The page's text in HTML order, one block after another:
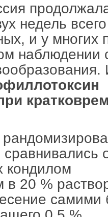
недель
и у многих
наблюдении
сравнивались
кондилом
20 %
самими